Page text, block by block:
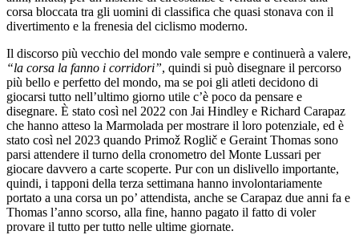
corsa bloccata tra gli uomini di classifica che quasi stonava con il
divertimento e la frenesia del ciclismo moderno.
Il discorso più vecchio del mondo vale sempre e continuerà a valere,
“la corsa la fanno i corridori”, quindi si può disegnare il percorso
più bello e perfetto del mondo, ma se poi gli atleti decidono di
giocarsi tutto nell’ultimo giorno utile c’è poco da pensare e
disegnare. È stato così nel 2022 con Jai Hindley e Richard Carapaz
che hanno atteso la Marmolada per mostrare il loro potenziale, ed è
stato così nel 2023 quando Primož Roglič e Geraint Thomas sono
parsi attendere il turno della cronometro del Monte Lussari per
giocare davvero a carte scoperte. Pur con un dislivello importante,
quindi, i tapponi della terza settimana hanno involontariamente
portato a una corsa un po’ attendista, anche se Carapaz due anni fa e
Thomas l’anno scorso, alla fine, hanno pagato il fatto di voler
provare il tutto per tutto nelle ultime giornate.